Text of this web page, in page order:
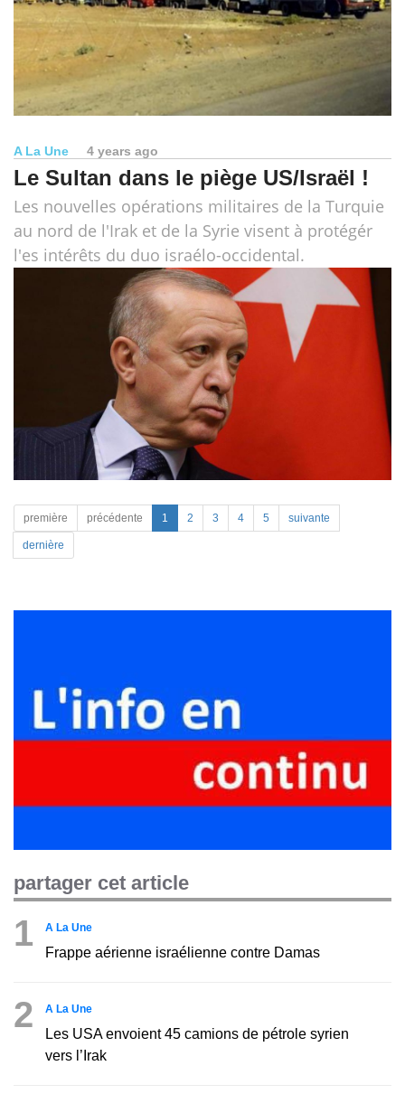
A La Une 4 years ago
Le Sultan dans le piège US/Israël !
Les nouvelles opérations militaires de la Turquie
au nord de l'Irak et de la Syrie visent à protégér
l'es intérêts du duo israélo-occidental.
première précédente 1 2 3 4 5 suivante
dernière
partager cet article
1 A La Une
Frappe aérienne israélienne contre Damas
2 A La Une
Les USA envoient 45 camions de pétrole syrien
vers l’Irak